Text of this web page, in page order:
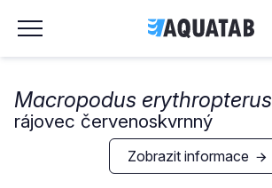
Macropodus erythropterus
rájovec červenoskvrnný
Zobrazit informace